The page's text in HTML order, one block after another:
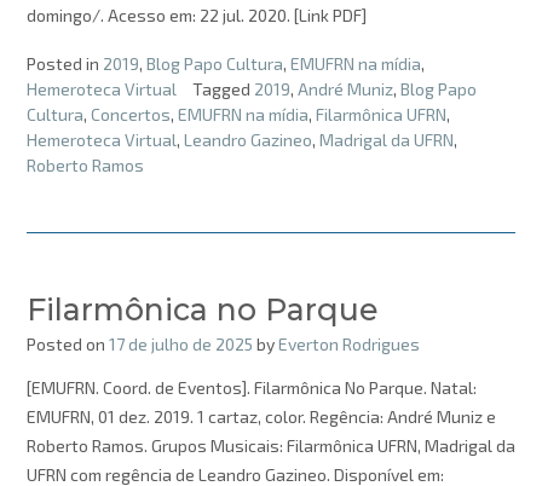
domingo/. Acesso em: 22 jul. 2020. [Link PDF]
Posted in 2019, Blog Papo Cultura, EMUFRN na mídia,
Hemeroteca Virtual
Tagged 2019, André Muniz, Blog Papo
Cultura, Concertos, EMUFRN na mídia, Filarmônica UFRN,
Hemeroteca Virtual, Leandro Gazineo, Madrigal da UFRN,
Roberto Ramos
Filarmônica no Parque
Posted on 17 de julho de 2025 byEverton Rodrigues
[EMUFRN. Coord. de Eventos]. Filarmônica No Parque. Natal:
EMUFRN, 01 dez. 2019. 1 cartaz, color. Regência: André Muniz e
Roberto Ramos. Grupos Musicais: Filarmônica UFRN, Madrigal da
UFRN com regência de Leandro Gazineo. Disponível em: